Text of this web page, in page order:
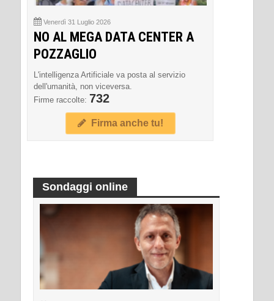
Venerdì 31 Luglio 2026
NO AL MEGA DATA CENTER A
POZZAGLIO
L'intelligenza Artificiale va posta al servizio
dell'umanità, non viceversa.
Firme raccolte: 732
Firma anche tu!
Sondaggi online